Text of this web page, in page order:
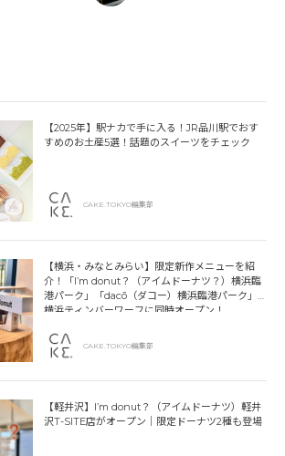
【2025年】駅ナカで手に入る！JR品川駅でおす
すめのお土産5選！話題のスイーツをチェック
CAKE.TOKYO編集部
【横浜・みなとみらい】限定新作メニューを紹
介！「I’m donut？（アイムドーナツ？）横浜臨
港パーク」「dacō（ダコー）横浜臨港パーク」
横浜ティンバーワーフに同時オープン！
CAKE.TOKYO編集部
【軽井沢】I’m donut？（アイムドーナツ）軽井
沢T-SITE店がオープン｜限定ドーナツ2種も登場